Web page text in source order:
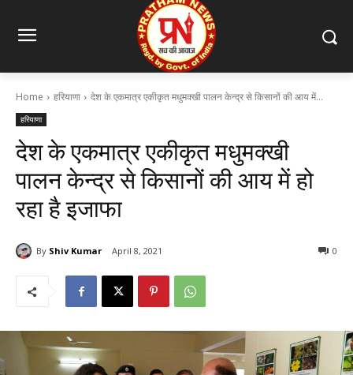
Home हरियाणा देश के एकमात्र एकीकृत मधुमक्खी पालन केन्द्र से किसानों की आय में...
हरियाणा
देश के एकमात्र एकीकृत मधुमक्खी
पालन केन्द्र से किसानों की आय में हो
रहा है इजाफा
By Shiv Kumar April 8, 2021 0